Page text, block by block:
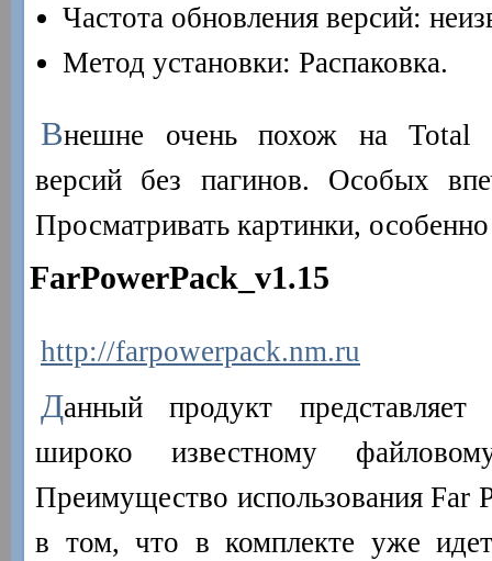
Частота обновления версий:
Метод установки: Распаковка.
Внешне очень похож на Total
версий без пагинов. Особых
Просматривать картинки,
FarPowerPack_v1.15
http://farpowerpack.nm.ru
Данный продукт
широко известному
Преимущество использования Far
в том, что в комплекте уже